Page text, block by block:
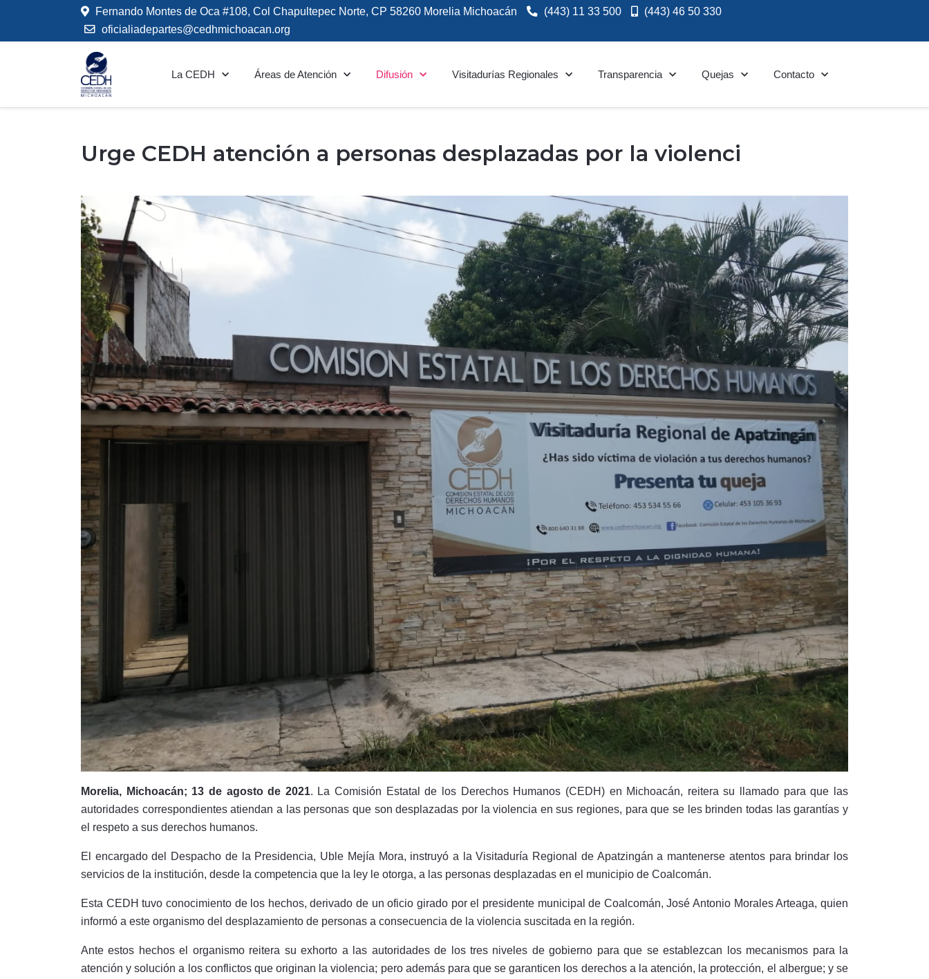
Fernando Montes de Oca #108, Col Chapultepec Norte, CP 58260 Morelia Michoacán (443) 11 33 500
(443) 46 50 330
oficialiadepartes@cedhmichoacan.org
La CEDH Áreas de Atención Difusión Visitadurías Regionales Transparencia Quejas Contacto
Urge CEDH atención a personas desplazadas por la violenci
Morelia, Michoacán; 13 de agosto de 2021. La Comisión Estatal de los Derechos Humanos (CEDH) en Michoacán, reitera su llamado para que las
autoridades correspondientes atiendan a las personas que son desplazadas por la violencia en sus regiones, para que se les brinden todas las garantías y
el respeto a sus derechos humanos.
El encargado del Despacho de la Presidencia, Uble Mejía Mora, instruyó a la Visitaduría Regional de Apatzingán a mantenerse atentos para brindar los
servicios de la institución, desde la competencia que la ley le otorga, a las personas desplazadas en el municipio de Coalcomán.
Esta CEDH tuvo conocimiento de los hechos, derivado de un oficio girado por el presidente municipal de Coalcomán, José Antonio Morales Arteaga, quien
informó a este organismo del desplazamiento de personas a consecuencia de la violencia suscitada en la región.
Ante estos hechos el organismo reitera su exhorto a las autoridades de los tres niveles de gobierno para que se establezcan los mecanismos para la
atención y solución a los conflictos que originan la violencia; pero además para que se garanticen los derechos a la atención, la protección, el albergue; y se